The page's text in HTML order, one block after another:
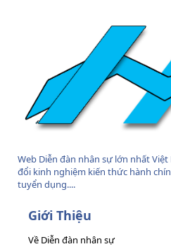
Web Diễn đàn nhân sự lớn nhất
đổi kinh nghiệm kiến thức hành
tuyển dụng....
Giới Thiệu
Về Diễn đàn nhân sự